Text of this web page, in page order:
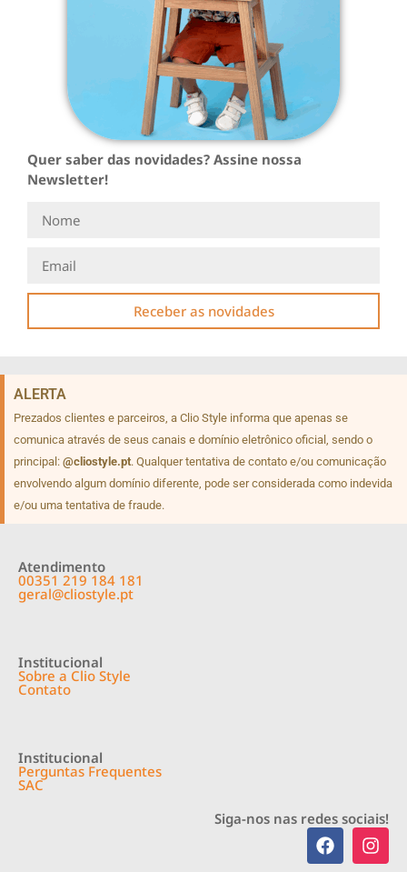
Quer saber das novidades? Assine nossa
Newsletter!
Receber as novidades
ALERTA
Prezados clientes e parceiros, a Clio Style informa que apenas se
comunica através de seus canais e domínio eletrônico oficial, sendo o
principal: @cliostyle.pt. Qualquer tentativa de contato e/ou comunicação
envolvendo algum domínio diferente, pode ser considerada como indevida
e/ou uma tentativa de fraude.
Atendimento
00351 219 184 181
geral@cliostyle.pt
Institucional
Sobre a Clio Style
Contato
Institucional
Perguntas Frequentes
SAC
Siga-nos nas redes sociais!